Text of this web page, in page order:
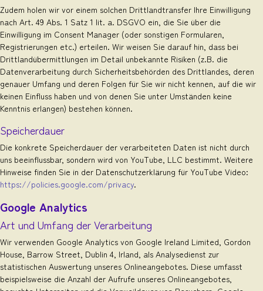
Zudem holen wir vor einem solchen Drittlandtransfer Ihre Einwilligung
nach Art. 49 Abs. 1 Satz 1 lit. a. DSGVO ein, die Sie über die
Einwilligung im Consent Manager (oder sonstigen Formularen,
Registrierungen etc.) erteilen. Wir weisen Sie darauf hin, dass bei
Drittlandübermittlungen im Detail unbekannte Risiken (z.B. die
Datenverarbeitung durch Sicherheitsbehörden des Drittlandes, deren
genauer Umfang und deren Folgen für Sie wir nicht kennen, auf die wir
keinen Einfluss haben und von denen Sie unter Umständen keine
Kenntnis erlangen) bestehen können.
Speicherdauer
Die konkrete Speicherdauer der verarbeiteten Daten ist nicht durch
uns beeinflussbar, sondern wird von YouTube, LLC bestimmt. Weitere
Hinweise finden Sie in der Datenschutzerklärung für YouTube Video:
https://policies.google.com/privacy.
Google Analytics
Art und Umfang der Verarbeitung
Wir verwenden Google Analytics von Google Ireland Limited, Gordon
House, Barrow Street, Dublin 4, Irland, als Analysedienst zur
statistischen Auswertung unseres Onlineangebotes. Diese umfasst
beispielsweise die Anzahl der Aufrufe unseres Onlineangebotes,